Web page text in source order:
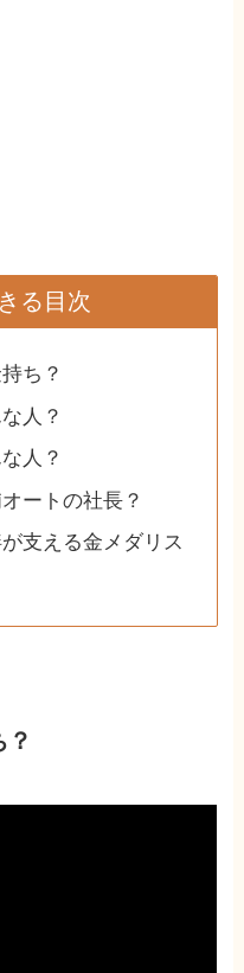
る目次
ち？
人？
人？
ートの社長？
支える金メダリス